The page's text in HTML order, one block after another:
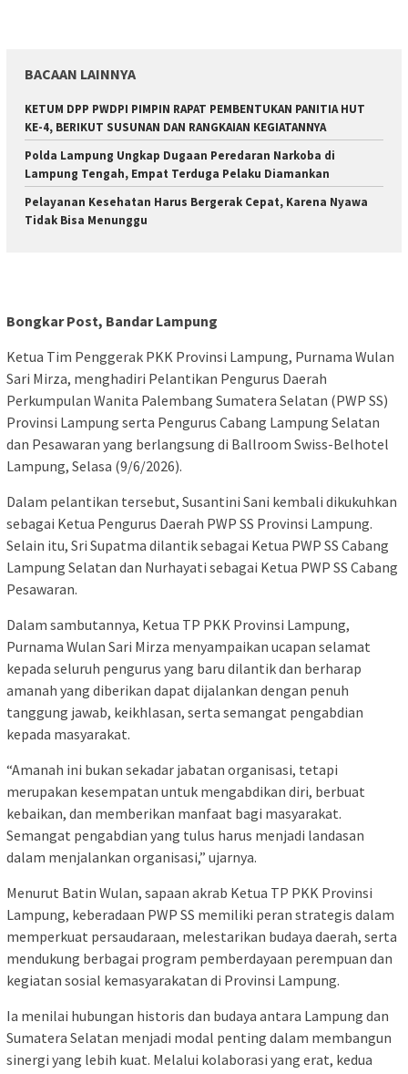
BACAAN LAINNYA
KETUM DPP PWDPI PIMPIN RAPAT PEMBENTUKAN PANITIA HUT
KE-4, BERIKUT SUSUNAN DAN RANGKAIAN KEGIATANNYA
Polda Lampung Ungkap Dugaan Peredaran Narkoba di
Lampung Tengah, Empat Terduga Pelaku Diamankan
Pelayanan Kesehatan Harus Bergerak Cepat, Karena Nyawa
Tidak Bisa Menunggu
Bongkar Post, Bandar Lampung
Ketua Tim Penggerak PKK Provinsi Lampung, Purnama Wulan
Sari Mirza, menghadiri Pelantikan Pengurus Daerah
Perkumpulan Wanita Palembang Sumatera Selatan (PWP SS)
Provinsi Lampung serta Pengurus Cabang Lampung Selatan
dan Pesawaran yang berlangsung di Ballroom Swiss-Belhotel
Lampung, Selasa (9/6/2026).
Dalam pelantikan tersebut, Susantini Sani kembali dikukuhkan
sebagai Ketua Pengurus Daerah PWP SS Provinsi Lampung.
Selain itu, Sri Supatma dilantik sebagai Ketua PWP SS Cabang
Lampung Selatan dan Nurhayati sebagai Ketua PWP SS Cabang
Pesawaran.
Dalam sambutannya, Ketua TP PKK Provinsi Lampung,
Purnama Wulan Sari Mirza menyampaikan ucapan selamat
kepada seluruh pengurus yang baru dilantik dan berharap
amanah yang diberikan dapat dijalankan dengan penuh
tanggung jawab, keikhlasan, serta semangat pengabdian
kepada masyarakat.
“Amanah ini bukan sekadar jabatan organisasi, tetapi
merupakan kesempatan untuk mengabdikan diri, berbuat
kebaikan, dan memberikan manfaat bagi masyarakat.
Semangat pengabdian yang tulus harus menjadi landasan
dalam menjalankan organisasi,” ujarnya.
Menurut Batin Wulan, sapaan akrab Ketua TP PKK Provinsi
Lampung, keberadaan PWP SS memiliki peran strategis dalam
memperkuat persaudaraan, melestarikan budaya daerah, serta
mendukung berbagai program pemberdayaan perempuan dan
kegiatan sosial kemasyarakatan di Provinsi Lampung.
Ia menilai hubungan historis dan budaya antara Lampung dan
Sumatera Selatan menjadi modal penting dalam membangun
sinergi yang lebih kuat. Melalui kolaborasi yang erat, kedua